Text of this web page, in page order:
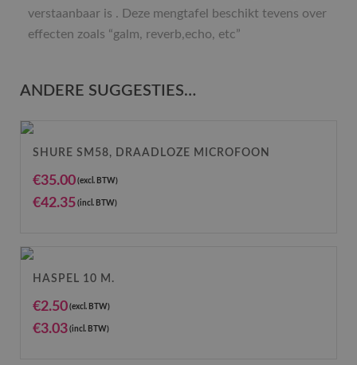
verstaanbaar is . Deze mengtafel beschikt tevens over
effecten zoals “galm, reverb,echo, etc”
ANDERE SUGGESTIES…
SHURE SM58, DRAADLOZE MICROFOON
€35.00 (excl. BTW)
€42.35 (incl. BTW)
HASPEL 10 M.
€2.50 (excl. BTW)
€3.03 (incl. BTW)